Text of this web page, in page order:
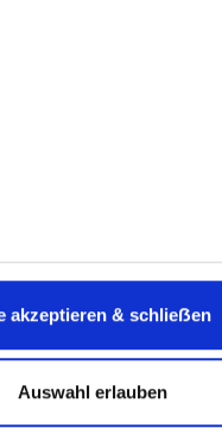
akzeptieren & schlieẞen
Auswahl erlauben
(RHEIN IN